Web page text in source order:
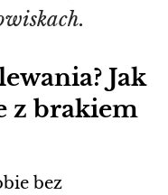
Jak
z brakiem
bez